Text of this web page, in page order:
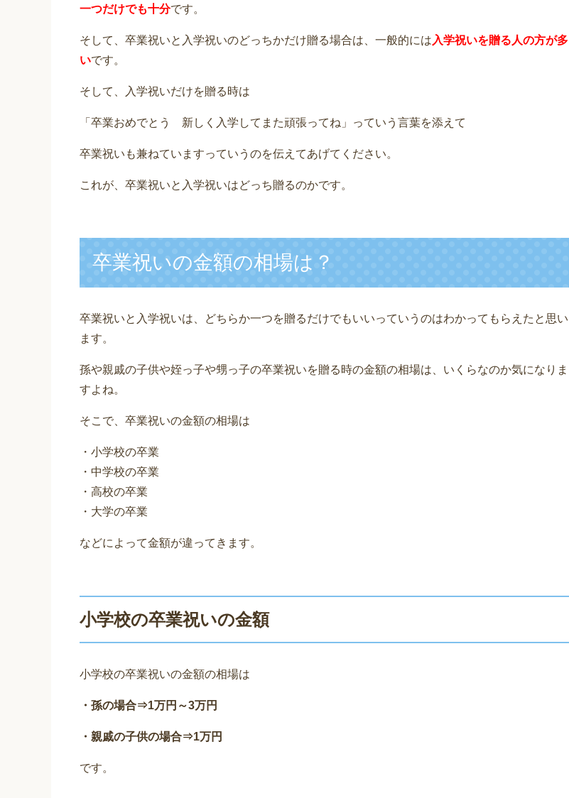
一つだけでも十分です。
そして、卒業祝いと入学祝いのどっちかだけ贈る場合は、一般的には 入学祝いを贈る人の方が多
いです。
そして、入学祝いだけを贈る時は
「卒業おめでとう 新しく入学してまた頑張ってね」っていう言葉を添えて
卒業祝いも兼ねていますっていうのを伝えてあげてください。
これが、卒業祝いと入学祝いはどっち贈るのかです。
卒業祝いの金額の相場は？
卒業祝いと入学祝いは、どちらか一つを贈るだけでもいいっていうのはわかってもらえたと思い
ます。
孫や親戚の子供や姪っ子や甥っ子の卒業祝いを贈る時の金額の相場は、いくらなのか気になりま
すよね。
そこで、卒業祝いの金額の相場は
・小学校の卒業
・中学校の卒業
・高校の卒業
・大学の卒業
などによって金額が違ってきます。
小学校の卒業祝いの金額
小学校の卒業祝いの金額の相場は
・孫の場合⇒1万円～3万円
・親戚の子供の場合⇒1万円
です。